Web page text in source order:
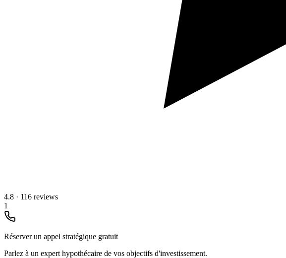
4.8 · 116 reviews
1
Réserver un appel stratégique gratuit
Parlez à un expert hypothécaire de vos objectifs d'investissement.